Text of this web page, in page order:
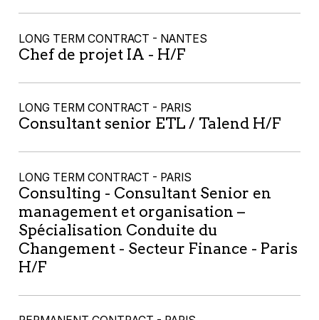
LONG TERM CONTRACT - NANTES
Chef de projet IA - H/F
LONG TERM CONTRACT - PARIS
Consultant senior ETL / Talend H/F
LONG TERM CONTRACT - PARIS
Consulting - Consultant Senior en
management et organisation –
Spécialisation Conduite du
Changement - Secteur Finance - Paris
H/F